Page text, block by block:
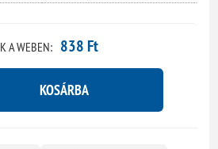
A WEBEN: 838 Ft
KOSÁRBA